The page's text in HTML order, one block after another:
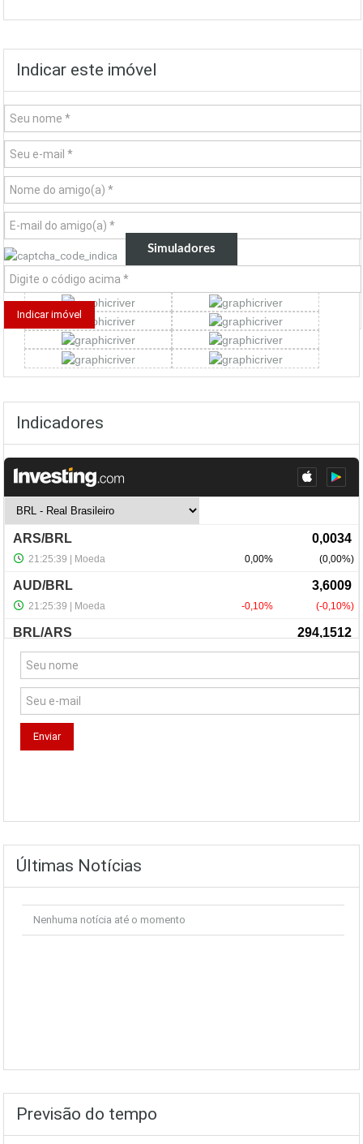
Indicar este imóvel
Simuladores
Indicadores
NewsLetter
Últimas Notícias
Nenhuma notícia até o momento
Previsão do tempo